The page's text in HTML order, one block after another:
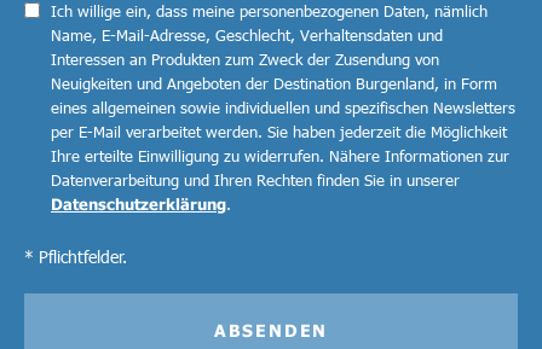
Ich willige ein, dass meine personenbezogenen Daten, nämlich
Name, E-Mail-Adresse, Geschlecht, Verhaltensdaten und
Interessen an Produkten zum Zweck der Zusendung von
Neuigkeiten und Angeboten der Destination Burgenland, in Form
eines allgemeinen sowie individuellen und spezifischen Newsletters
per E-Mail verarbeitet werden. Sie haben jederzeit die Möglichkeit
Ihre erteilte Einwilligung zu widerrufen. Nähere Informationen zur
Datenverarbeitung und Ihren Rechten finden Sie in unserer
Datenschutzerklärung.
* Pflichtfelder.
ABSENDEN